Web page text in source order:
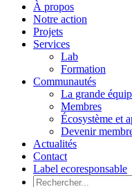
À propos
Notre action
Projets
Services
Lab
Formation
Communautés
La grande
Membres
Écosystème et
Devenir
Actualités
Contact
Label ecoresponsable
Rechercher: